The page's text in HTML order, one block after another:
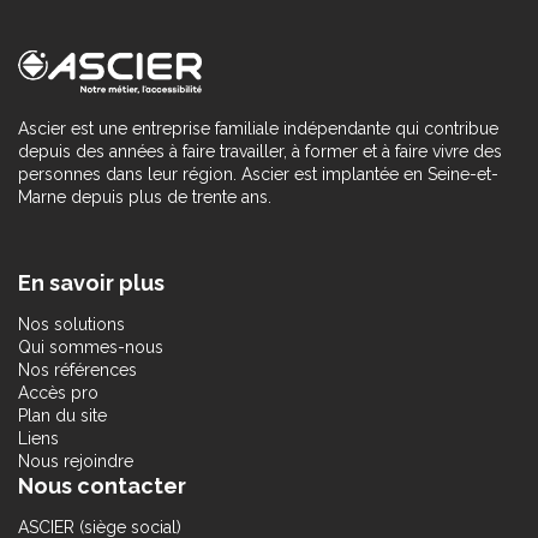
Ascier est une entreprise familiale indépendante qui contribue
depuis des années à faire travailler, à former et à faire vivre des
personnes dans leur région. Ascier est implantée en Seine-et-
Marne depuis plus de trente ans.
En savoir plus
Nos solutions
Qui sommes-nous
Nos références
Accès pro
Plan du site
Liens
Nous rejoindre
Nous contacter
ASCIER (siège social)